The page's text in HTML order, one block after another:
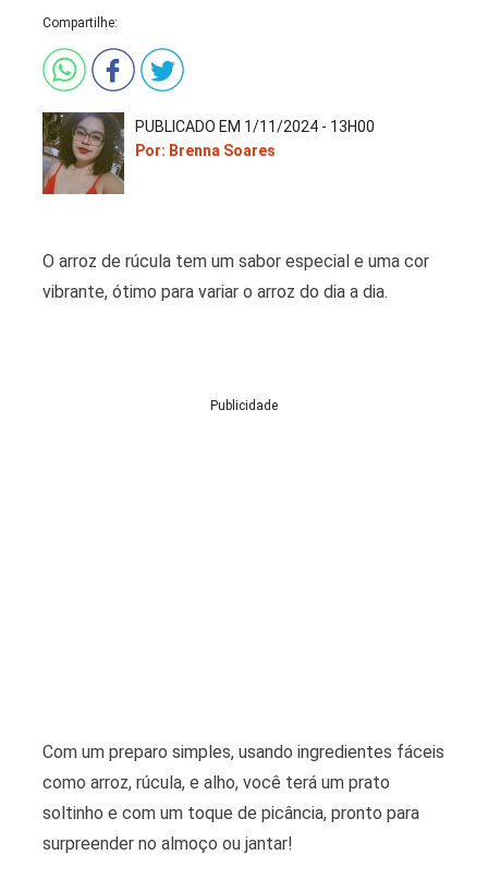
Compartilhe:
PUBLICADO EM 1/11/2024 - 13H00
Por: Brenna Soares
O arroz de rúcula tem um sabor especial e uma cor
vibrante, ótimo para variar o arroz do dia a dia.
Publicidade
Com um preparo simples, usando ingredientes fáceis
como arroz, rúcula, e alho, você terá um prato
soltinho e com um toque de picância, pronto para
surpreender no almoço ou jantar!